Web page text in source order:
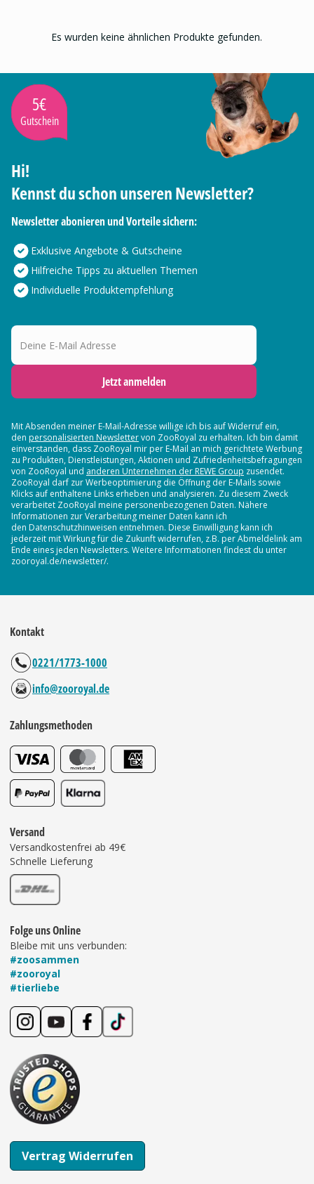
Es wurden keine ähnlichen Produkte gefunden.
5€
Gutschein
Hi!
Kennst du schon unseren Newsletter?
Newsletter abonieren und Vorteile sichern:
Exklusive Angebote & Gutscheine
Hilfreiche Tipps zu aktuellen Themen
Individuelle Produktempfehlung
Deine E-Mail Adresse
Jetzt anmelden
Mit Absenden meiner E-Mail-Adresse willige ich bis auf Widerruf ein,
den personalisierten Newslettervon ZooRoyal zu erhalten. Ich bin damit
einverstanden, dass ZooRoyal mir per E-Mail an mich gerichtete Werbung
zu Produkten, Dienstleistungen, Aktionen und Zufriedenheitsbefragungen
von ZooRoyal und anderen Unternehmen der REWE Group zusendet.
ZooRoyal darf zur Werbeoptimierung die Öffnung der E-Mails sowie
Klicks auf enthaltene Links erheben und analysieren. Zu diesem Zweck
verarbeitet ZooRoyal meine personenbezogenen Daten. Nähere
Informationen zur Verarbeitung meiner Daten kann ich
den Datenschutzhinweisen entnehmen. Diese Einwilligung kann ich
jederzeit mit Wirkung für die Zukunft widerrufen, z.B. per Abmeldelink am
Ende eines jeden Newsletters. Weitere Informationen findest du unter
zooroyal.de/newsletter/.
Kontakt
0221/1773-1000
info@zooroyal.de
Zahlungsmethoden
Versand
Versandkostenfrei ab 49€
Schnelle Lieferung
Folge uns Online
Bleibe mit uns verbunden:
#zoosammen
#zooroyal
#tierliebe
Vertrag Widerrufen